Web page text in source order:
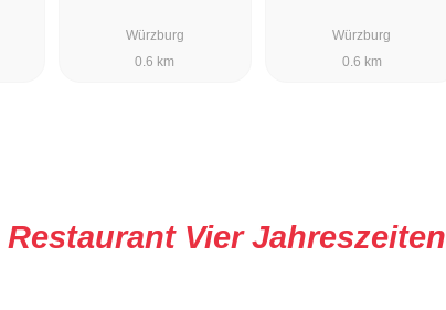
Würzburg
0.6 km
Würzburg
0.6 km
Restaurant Vier Jahreszeiten